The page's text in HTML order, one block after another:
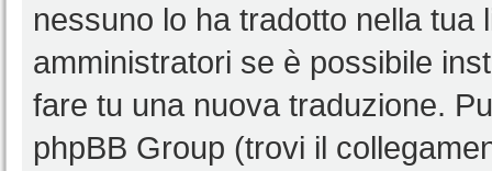
nessuno lo ha tradotto nella tua
amministratori se è possibile
fare tu una nuova traduzione.
phpBB Group (trovi il